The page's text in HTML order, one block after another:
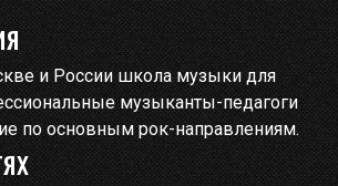
и России школа музыки для
музыканты-педагоги
по основным рок-направлениям.